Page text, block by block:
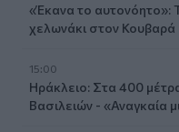
«Έκανα το αυτονόητο»:
χελωνάκι στον Κουβαρά
15:00
Ηράκλειο: Στα 400
Βασιλειών - «Αναγκαία